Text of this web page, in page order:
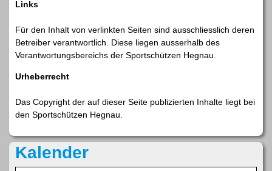
Links
Für den Inhalt von verlinkten Seiten sind ausschliesslich deren
Betreiber verantwortlich. Diese liegen ausserhalb des
Verantwortungsbereichs der Sportschützen Hegnau.
Urheberrecht
Das Copyright der auf dieser Seite publizierten Inhalte liegt bei
den Sportschützen Hegnau.
Kalender